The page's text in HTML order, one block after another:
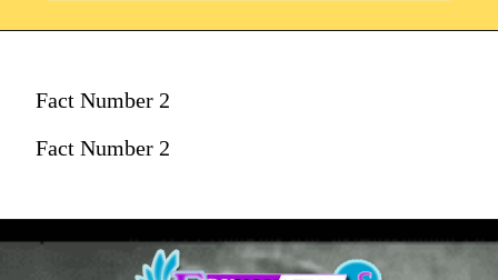
Fact Number 2
Fact Number 2